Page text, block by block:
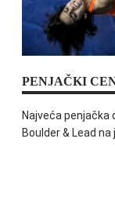
PENJAČKI
Najveća penjačka
Boulder & Lead